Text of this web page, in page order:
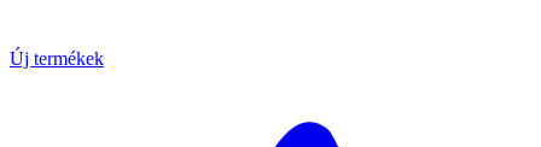
Új termékek